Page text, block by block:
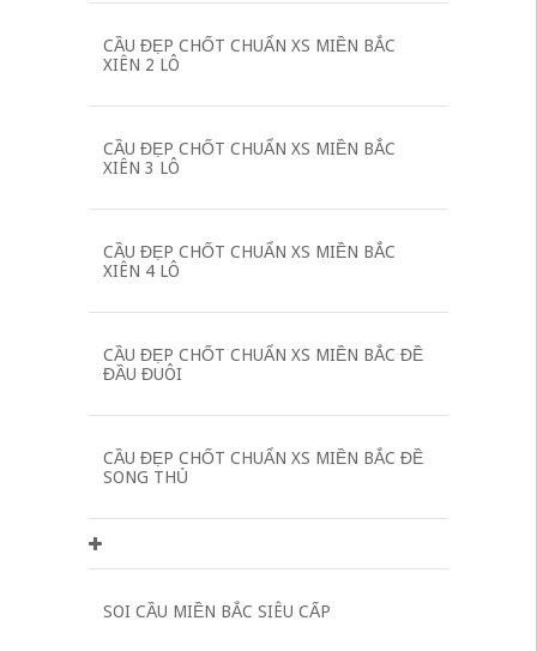
CẦU ĐẸP CHỐT CHUẨN XS MIỀN BẮC
XIÊN 2 LÔ
CẦU ĐẸP CHỐT CHUẨN XS MIỀN BẮC
XIÊN 3 LÔ
CẦU ĐẸP CHỐT CHUẨN XS MIỀN BẮC
XIÊN 4 LÔ
CẦU ĐẸP CHỐT CHUẨN XS MIỀN BẮC ĐỀ
ĐẦU ĐUÔI
CẦU ĐẸP CHỐT CHUẨN XS MIỀN BẮC ĐỀ
SONG THỦ
SOI CẦU MIỀN BẮC SIÊU CẤP